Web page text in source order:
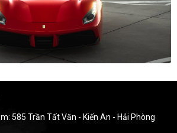
585 Trần Tất Văn - Kiến An - Hải Phòng